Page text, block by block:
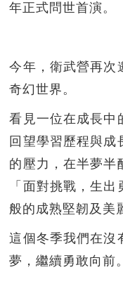
年正式問世首演。
今年，衛武營再次
奇幻世界。
看見一位在成長中
回望學習歷程與成
的壓力，在半夢半
「面對挑戰，生
般的成熟堅韌及美
這個冬季我們在沒
夢，繼續勇敢向前。